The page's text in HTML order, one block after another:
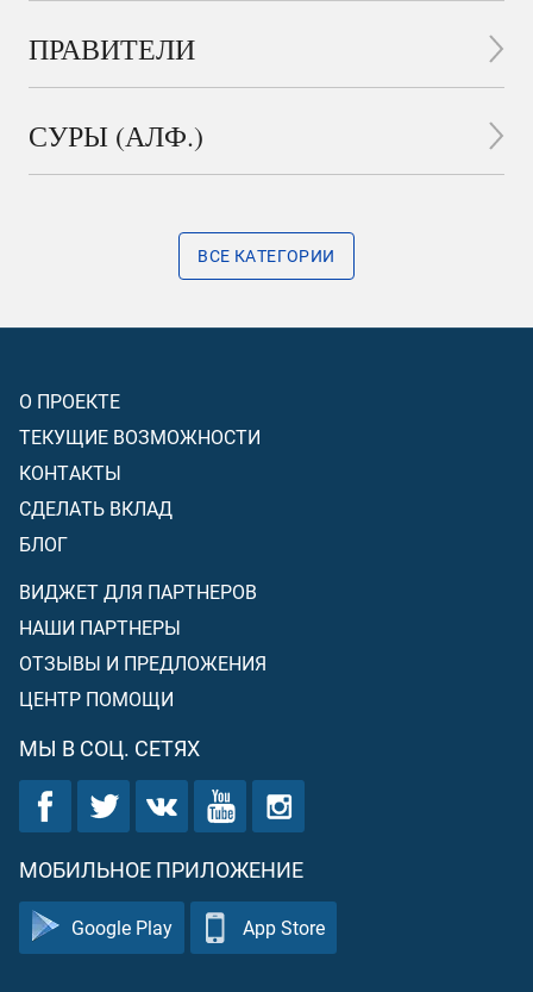
ПРАВИТЕЛИ
СУРЫ (АЛФ.)
ВСЕ КАТЕГОРИИ
О ПРОЕКТЕ
ТЕКУЩИЕ ВОЗМОЖНОСТИ
КОНТАКТЫ
СДЕЛАТЬ ВКЛАД
БЛОГ
ВИДЖЕТ ДЛЯ ПАРТНЕРОВ
НАШИ ПАРТНЕРЫ
ОТЗЫВЫ И ПРЕДЛОЖЕНИЯ
ЦЕНТР ПОМОЩИ
МЫ В СОЦ. СЕТЯХ
МОБИЛЬНОЕ ПРИЛОЖЕНИЕ
Google Play App Store